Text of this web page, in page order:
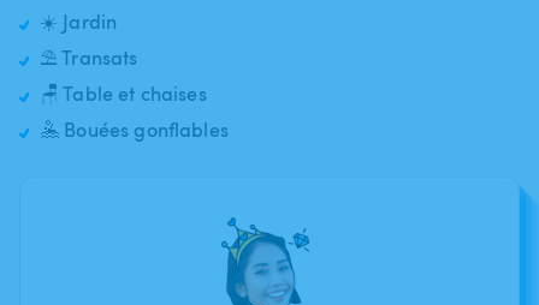
☀️ Jardin
⛱️ Transats
🪑 Table et chaises
🤽 Bouées gonflables